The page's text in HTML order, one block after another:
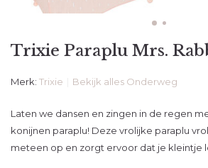
Trixie Paraplu Mrs.
Merk: Trixie Bekijk alles Onderweg
Laten we dansen en zingen in de regen
konijnen paraplu! Deze vrolijke paraplu
meteen op en zorgt ervoor dat je kleintje